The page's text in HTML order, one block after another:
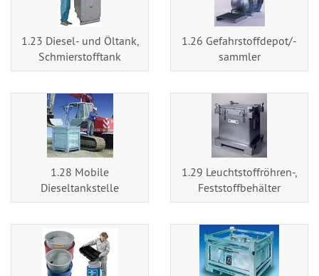
1.23 Diesel- und Öltank,
Schmierstofftank
1.26 Gefahrstoffdepot/-
sammler
1.28 Mobile
Dieseltankstelle
1.29 Leuchtstoffröhren-,
Feststoffbehälter